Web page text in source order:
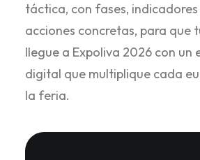
táctica, con fases,
acciones concretas, para que
llegue a Expoliva 2026 con un
digital que multiplique cada
la feria.